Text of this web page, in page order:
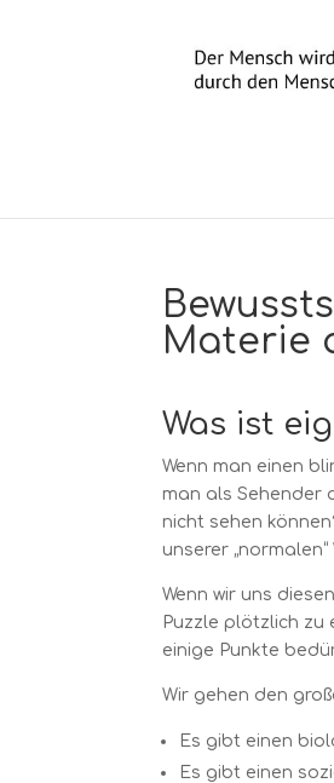
Materie
Was ist
Wenn man einen
man als Sehender
nicht sehen
unserer
Wenn wir uns
Puzzle plötzlich zu
einige Punkte
Wir gehen den
Es gibt einen
Es gibt einen